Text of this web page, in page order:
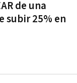
de una
subir 25% en